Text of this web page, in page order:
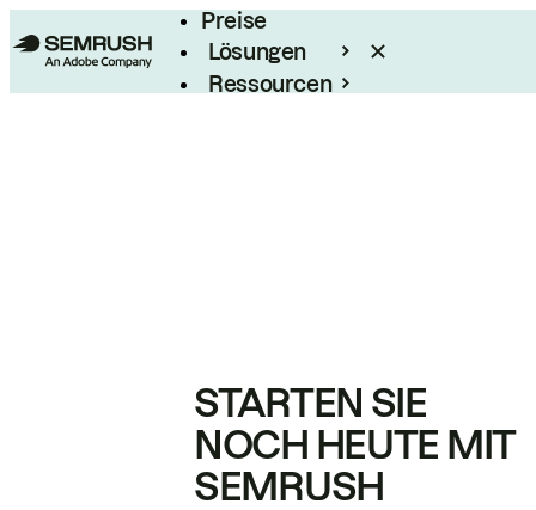
Preise
Lösungen
Ressourcen
STARTEN SIE
NOCH HEUTE MIT
SEMRUSH